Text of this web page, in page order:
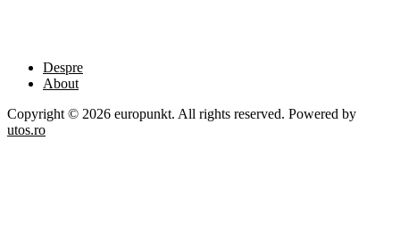
Despre
About
Copyright © 2026 europunkt. All rights reserved. Powered by
utos.ro